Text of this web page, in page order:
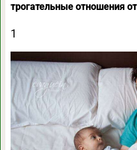
трогательные отношения
1